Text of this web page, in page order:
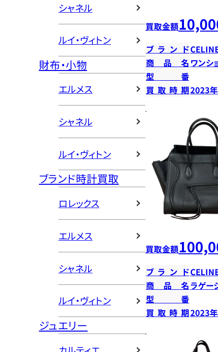
シャネル
ルイ・ヴィトン
財布・小物
エルメス
シャネル
ルイ・ヴィトン
ブランド時計買取
ロレックス
エルメス
シャネル
ルイ・ヴィトン
ジュエリー
買取金額
ブランド
商品名 ワンシ
型番
買取時期2023
買取金額
ブランド
商品名 ラゲー
型番
買取時期2023